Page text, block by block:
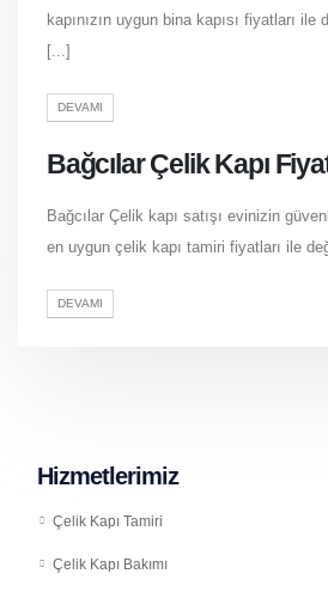
kapınızın uygun bina kapısı fiyatları
[...]
DEVAMI
Bağcılar Çelik Kapı
Bağcılar Çelik kapı satışı evinizin
en uygun çelik kapı tamiri fiyatları ile
DEVAMI
Hizmetlerimiz
Çelik Kapı Tamiri
Çelik Kapı Bakımı